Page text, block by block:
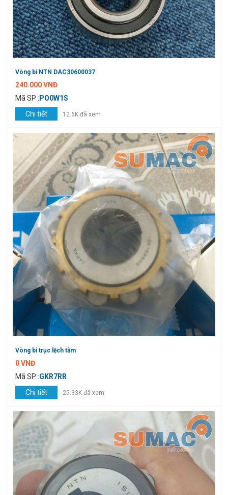
Vòng bi NTN DAC30600037
240.000 VNĐ
Mã SP : PO0W1S
Chi tiết
12.6K đã xem
Vòng bi trục lệch tâm
0 VNĐ
Mã SP :GKR7RR
Chi tiết
25.33K đã xem